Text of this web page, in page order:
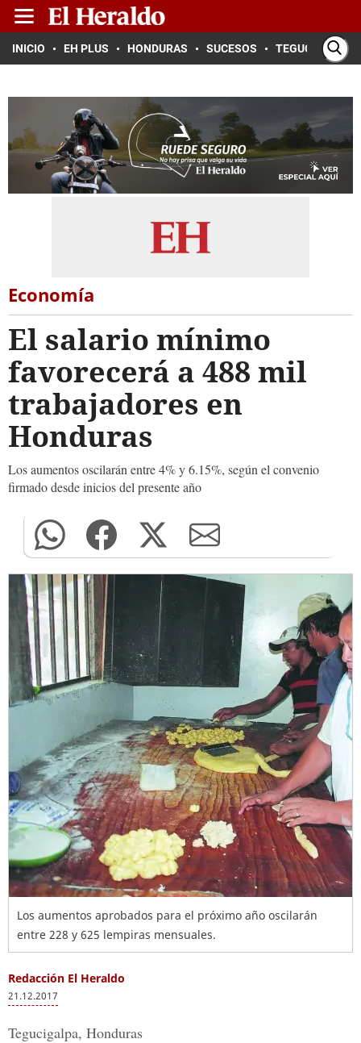
INICIO EH PLUS HONDURAS SUCESOS TEGUCIGALPA
Economía
El salario mínimo
favorecerá a 488 mil
trabajadores en
Honduras
Los aumentos oscilarán entre 4% y 6.15%, según el convenio
firmado desde inicios del presente año
Los aumentos aprobados para el próximo año oscilarán
entre 228 y 625 lempiras mensuales.
Redacción El Heraldo
21.12.2017
Tegucigalpa, Honduras